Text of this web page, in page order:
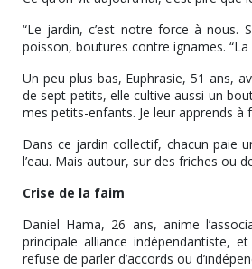
“Le jardin, c’est notre force à nous.
poisson, boutures contre ignames. “La
Un peu plus bas, Euphrasie, 51 ans,
de sept petits, elle cultive aussi un
mes petits-enfants. Je leur apprends à
Dans ce jardin collectif, chacun paie
l’eau. Mais autour, sur des friches ou
Crise de la faim
Daniel Hama, 26 ans, anime
principale alliance indépendantiste,
refuse de parler d’accords ou